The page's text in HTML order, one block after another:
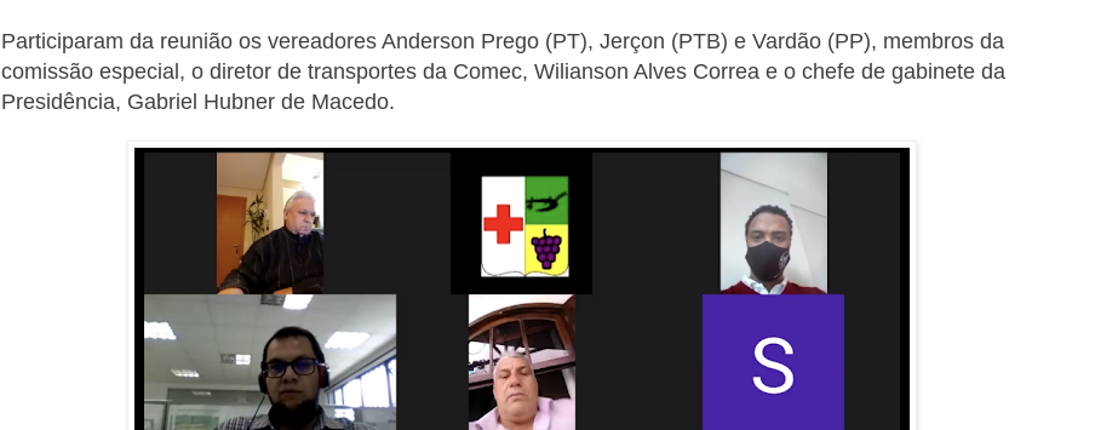
Participaram da reunião os vereadores Anderson Prego (PT), Jerçon (PTB) e Vardão (PP), membros da
comissão especial, o diretor de transportes da Comec, Wilianson Alves Correa e o chefe de gabinete da
Presidência, Gabriel Hubner de Macedo.